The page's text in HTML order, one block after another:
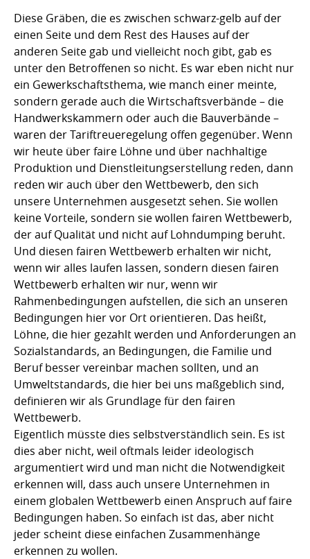
Diese Gräben, die es zwischen schwarz-gelb auf der
einen Seite und dem Rest des Hauses auf der
anderen Seite gab und vielleicht noch gibt, gab es
unter den Betroffenen so nicht. Es war eben nicht nur
ein Gewerkschaftsthema, wie manch einer meinte,
sondern gerade auch die Wirtschaftsverbände – die
Handwerkskammern oder auch die Bauverbände –
waren der Tariftreueregelung offen gegenüber. Wenn
wir heute über faire Löhne und über nachhaltige
Produktion und Dienstleitungserstellung reden, dann
reden wir auch über den Wettbewerb, den sich
unsere Unternehmen ausgesetzt sehen. Sie wollen
keine Vorteile, sondern sie wollen fairen Wettbewerb,
der auf Qualität und nicht auf Lohndumping beruht.
Und diesen fairen Wettbewerb erhalten wir nicht,
wenn wir alles laufen lassen, sondern diesen fairen
Wettbewerb erhalten wir nur, wenn wir
Rahmenbedingungen aufstellen, die sich an unseren
Bedingungen hier vor Ort orientieren. Das heißt,
Löhne, die hier gezahlt werden und Anforderungen an
Sozialstandards, an Bedingungen, die Familie und
Beruf besser vereinbar machen sollten, und an
Umweltstandards, die hier bei uns maßgeblich sind,
definieren wir als Grundlage für den fairen
Wettbewerb.
Eigentlich müsste dies selbstverständlich sein. Es ist
dies aber nicht, weil oftmals leider ideologisch
argumentiert wird und man nicht die Notwendigkeit
erkennen will, dass auch unsere Unternehmen in
einem globalen Wettbewerb einen Anspruch auf faire
Bedingungen haben. So einfach ist das, aber nicht
jeder scheint diese einfachen Zusammenhänge
erkennen zu wollen.